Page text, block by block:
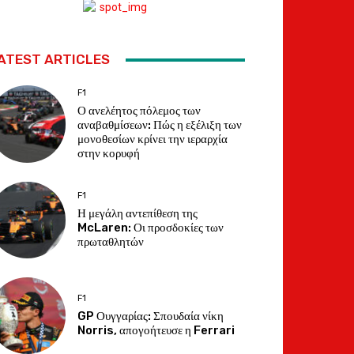
ARTICLES
F1
Ο ανελέητος πόλεμος των
αναβαθμίσεων: Πώς η εξέλιξη των
μονοθεσίων κρίνει την ιεραρχία
στην κορυφή
F1
Η μεγάλη αντεπίθεση της
McLaren: Οι προσδοκίες των
πρωταθλητών
F1
GP Ουγγαρίας: Σπουδαία νίκη
Norris, απογοήτευσε η Ferrari